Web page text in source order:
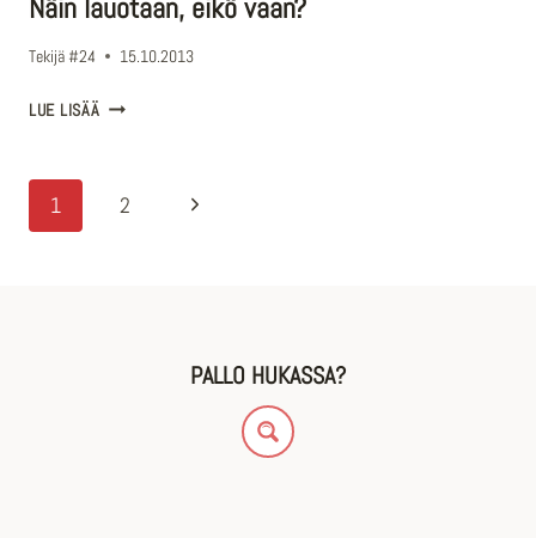
Tekijä #24 15.10.2013
LUE LISÄÄ NÄIN
Sivunavigointi
1 2
Seuraava
PALLO HUKASSA?